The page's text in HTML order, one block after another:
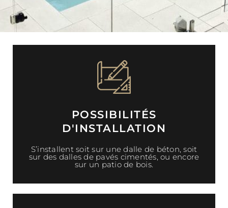
POSSIBILITÉS
D'INSTALLATION
S’installent soit sur une dalle de béton, soit
sur des dalles de pavés cimentés, ou encore
sur un patio de bois.